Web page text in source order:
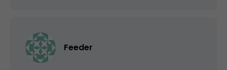
Feeder